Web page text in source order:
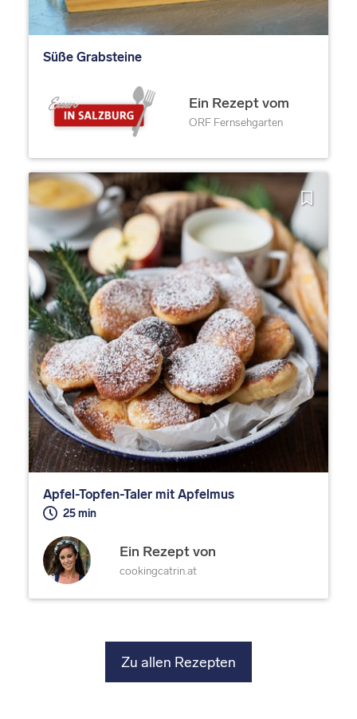
Süße Grabsteine
Ein Rezept vom
ORF Fernsehgarten
Apfel-Topfen-Taler mit Apfelmus
25 min
Ein Rezept von
cookingcatrin.at
Zu allen Rezepten